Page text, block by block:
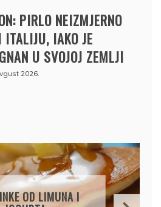
PIRLO NEIZMJERNO
ITALIJU, IAKO JE
U SVOJOJ ZEMLJI
2026.
I
BRZI